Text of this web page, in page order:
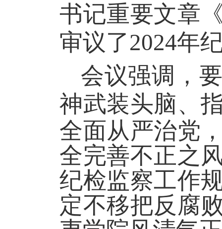
书记重要文章
审议了2024年
会议强调，
神武装头脑、
全面从严治党
全完善不正之
纪检监察工作
定不移把反腐